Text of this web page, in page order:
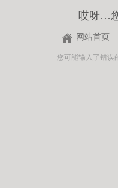
哎呀…
网站首页
您可能输入了错误